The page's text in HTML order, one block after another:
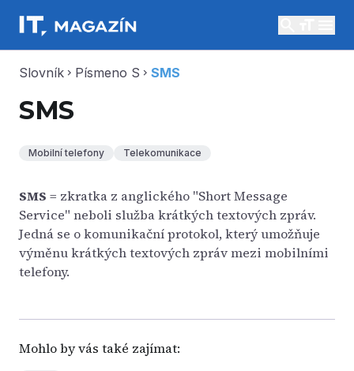
Slovník chevron_right Písmeno S chevron_right SMS
SMS
Mobilní telefony Telekomunikace
SMS = zkratka z anglického "Short Message
Service" neboli služba krátkých textových zpráv.
Jedná se o komunikační protokol, který umožňuje
výměnu krátkých textových zpráv mezi mobilními
telefony.
Mohlo by vás také zajímat: